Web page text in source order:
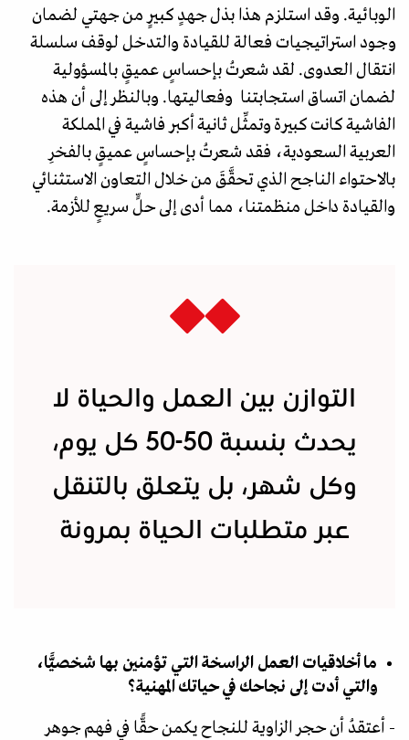
الوبائية. وقد استلزم هذا بذل جهدٍ كبيرٍ من جهتي لضمان
وجود استراتيجيات فعالة للقيادة والتدخل لوقف سلسلة
انتقال العدوى. لقد شعرتُ بإحساسٍ عميقٍ بالمسؤولية
لضمان اتساق استجابتنا وفعاليتها. وبالنظر إلى أن هذه
الفاشية كانت كبيرة وتمثِّل ثانية أكبر فاشية في المملكة
العربية السعودية، فقد شعرتُ بإحساسٍ عميقٍ بالفخرِ
بالاحتواء الناجح الذي تحقَّقَ من خلال التعاون الاستثنائي
والقيادة داخل منظمتنا، مما أدى إلى حلٍّ سريعٍ للأزمة.
التوازن بين العمل والحياة لا
يحدث بنسبة 50-50 كل يوم،
وكل شهر، بل يتعلق بالتنقل
عبر متطلبات الحياة بمرونة
ما أخلاقيات العمل الراسخة التي تؤمنين بها شخصيًّا،
والتي أدت إلى نجاحك في حياتك المهنية؟
- أعتقدُ أن حجر الزاوية للنجاح يكمن حقًّا في فهم جوهر